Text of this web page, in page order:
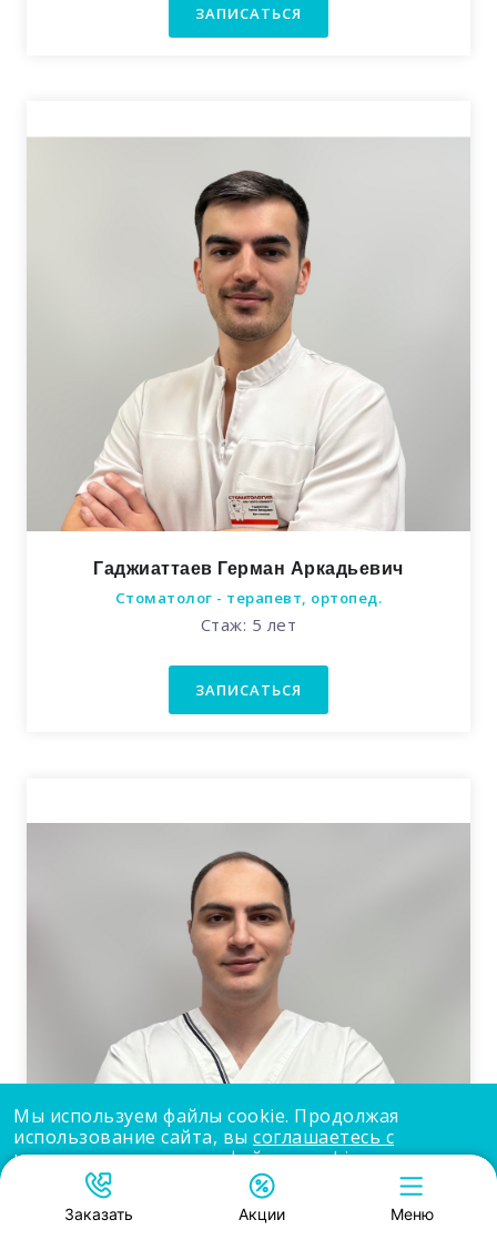
ЗАПИСАТЬСЯ
Гаджиаттаев Герман Аркадьевич
Стоматолог - терапевт, ортопед.
Стаж: 5 лет
ЗАПИСАТЬСЯ
Мы используем файлы cookie. Продолжая
использование сайта, вы соглашаетесь с
использованием нами файлов cookie.
Принять
Заказать Акции Меню